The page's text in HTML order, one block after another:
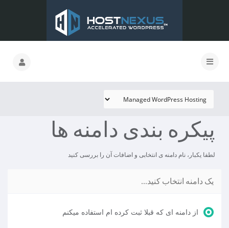
پیکره بندی دامنه ها
لطفا یکبار، نام دامنه ی انتخابی و اضافات آن را بررسی کنید
یک دامنه انتخاب کنید...
از دامنه ای که قبلا ثبت کرده ام استفاده میکنم